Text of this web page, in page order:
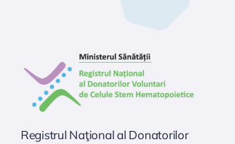
Registrul Naţional al Donatorilor